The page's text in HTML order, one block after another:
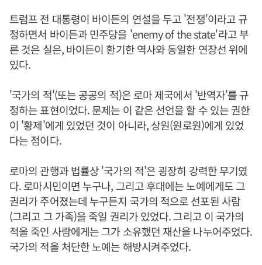
트럼프 전 대통령이 바이든의 연설을 두고 '전쟁'이라고 규
정하면서 바이든과 민주당을 'enemy of the state'라고 부
른 것은 실은, 바이든이 환기한 역사와 동일한 연장선 위에
있다.
'국가의 적'(또는 공공의 적)은 로마 제국에서 '반역자'를 규
정하는 표현이었다. 문제는 이 같은 선언을 할 수 있는 권한
이 '황제'에게 있었던 것이 아니라, 상원(원로원)에게 있었
다는 점이다.
로마의 관행과 법률상 '국가의 적'은 굉장히 강력한 무기였
다. 로마시민이면 누구나, 그리고 후대에는 노예에게도 그
권리가 주어졌는데 누구든지 국가의 적으로 선포된 사람
(그리고 그 가족)을 죽일 권리가 있었다. 그리고 이 국가의
적을 죽인 사람에게는 그가 소유했던 재산을 나누어주었다.
국가의 적을 처단한 노예는 해방시켜주었다.